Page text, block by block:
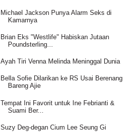
Michael Jackson Punya Alarm Seks di
Kamarnya
Brian Eks "Westlife" Habiskan Jutaan
Poundsterling...
Ayah Tiri Venna Melinda Meninggal Dunia
Bella Sofie Dilarikan ke RS Usai Berenang
Bareng Ajie
Tempat Ini Favorit untuk Ine Febrianti &
Suami Ber...
Suzy Deg-degan Cium Lee Seung Gi